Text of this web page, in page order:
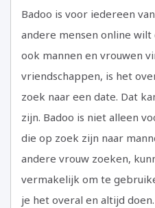
Badoo is voor iedereen
andere mensen online
ook mannen en vrouwen
vriendschappen, is het
zoek naar een date. Dat
zijn. Badoo is niet alleen
die op zoek zijn naar
andere vrouw zoeken,
vermakelijk om te
je het overal en altijd